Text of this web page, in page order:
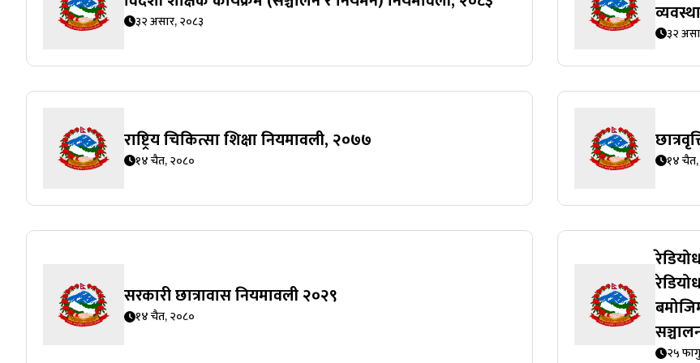
३२ असार, २०८३
३२
राष्ट्रिय चिकित्सा शिक्षा नियमावली, २०७७
१४ चैत, २०८० १४
सरकारी छात्रावास नियमावली २०२९
१४ चैत, २०८०
२५